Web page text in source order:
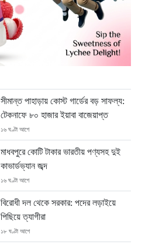
সীমান্ত পাহাড়ায় কোস্ট গার্ডের বড় সাফল্য:
টেকনাফে ৮০ হাজার ইয়াবা বাজেয়াপ্ত
১৬ ঘণ্টা আগে
মাধবপুরে কোটি টাকার ভারতীয় পণ্যসহ দুই
কাভার্ডভ্যান জব্দ
১৬ ঘণ্টা আগে
বিরোধী দল থেকে সরকার: পদের লড়াইয়ে
পিছিয়ে ত্যাগীরা
১৮ ঘণ্টা আগে